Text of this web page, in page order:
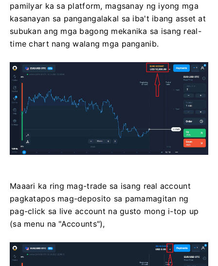
pamilyar ka sa platform, magsanay ng iyong mga
kasanayan sa pangangalakal sa iba't ibang asset at
subukan ang mga bagong mekanika sa isang real-
time chart nang walang mga panganib.
Maaari ka ring mag-trade sa isang real account
pagkatapos mag-deposito sa pamamagitan ng
pag-click sa live account na gusto mong i-top up
(sa menu na "Accounts"),